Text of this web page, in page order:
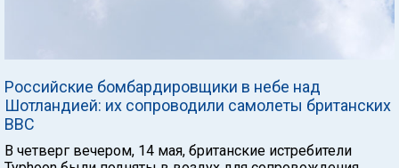
Российские бомбардировщики в небе над
Шотландией: их сопроводили самолеты британских
ВВС
В четверг вечером, 14 мая, британские истребители